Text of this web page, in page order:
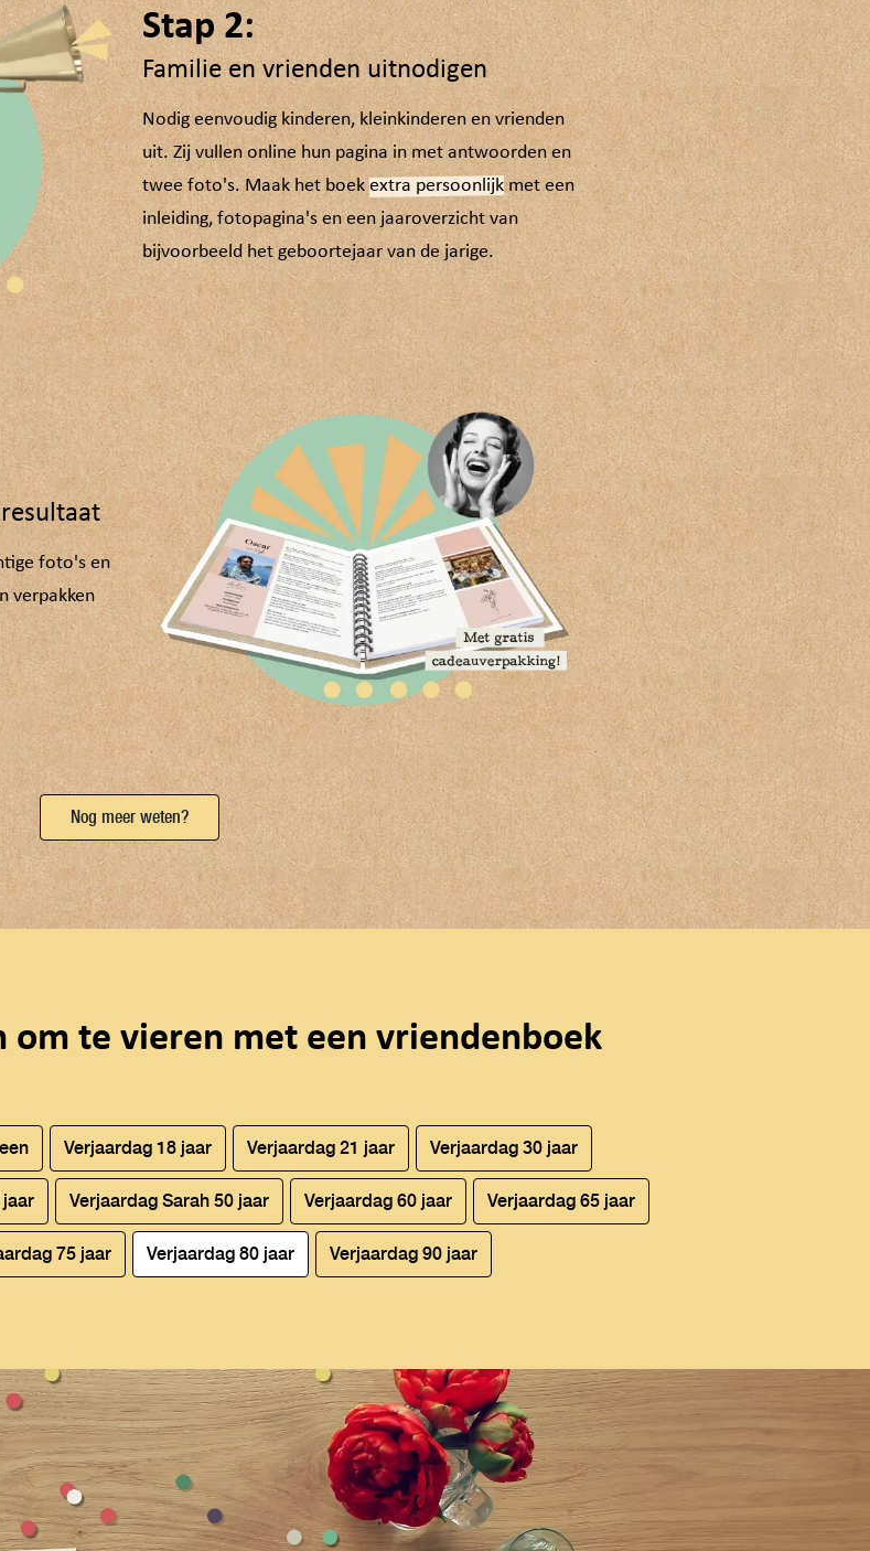
Stap 2:
Familie en vrienden uitnodigen
Nodig eenvoudig kinderen, kleinkinderen en vrienden
uit. Zij vullen online hun pagina in met antwoorden en
twee foto's. Maak het boek extra persoonlijkmet een
inleiding, fotopagina's en een jaaroverzicht van
bijvoorbeeld het geboortejaar van de jarige.
foto's en
verpakken
Nog meer weten?
om te vieren met een vriendenboek
Verjaardag 18 jaar Verjaardag 21 jaar Verjaardag 30 jaar
jaar Verjaardag Sarah 50 jaar Verjaardag 60 jaar Verjaardag 65 jaar
75 jaar Verjaardag 80 jaar Verjaardag 90 jaar